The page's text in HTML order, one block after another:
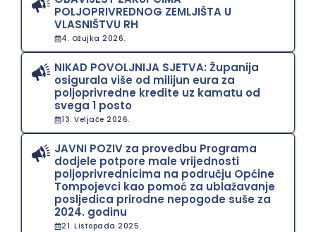
POLJOPRIVREDNOG ZEMLJIŠTA U
VLASNIŠTVU RH
4. Ožujka 2026.
NIKAD POVOLJNIJA SJETVA: Županija
osigurala više od milijun eura za
poljoprivredne kredite uz kamatu od
svega 1 posto
13. Veljače 2026.
JAVNI POZIV za provedbu Programa
dodjele potpore male vrijednosti
poljoprivrednicima na području Općine
Tompojevci kao pomoć za ublažavanje
posljedica prirodne nepogode suše za
2024. godinu
21. Listopada 2025.